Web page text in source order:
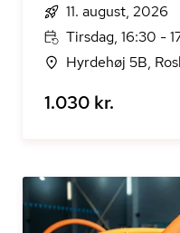
11. august, 2026
Tirsdag, 16:30 -
Hyrdehøj 5B,
1.030 kr.